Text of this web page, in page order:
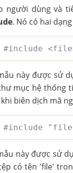
người dùng và
. Nó có hai
#include
này được sử
mục hệ thống
biên dịch mã
#include
này được sử
có tên 'file'